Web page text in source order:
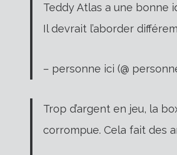
Teddy Atlas a une bonne
Il devrait l’aborder
– personne ici (@
Trop d’argent en jeu, la
corrompue. Cela fait des